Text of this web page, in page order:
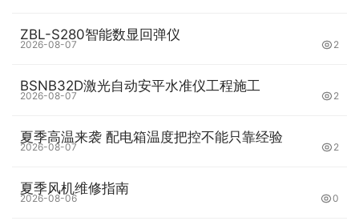
ZBL-S280智能数显回弹仪
2026-08-07 2
BSNB32D激光自动安平水准仪工程施工
2026-08-07 2
夏季高温来袭 配电箱温度把控不能只靠经验
2026-08-07 2
夏季风机维修指南
2026-08-06 0